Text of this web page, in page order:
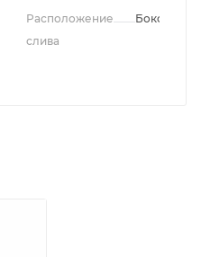
Расположение
слива
Боковое